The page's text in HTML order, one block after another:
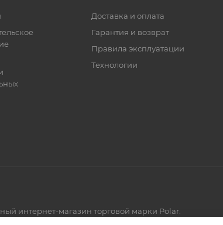
Доставка и оплата
Гарантия и возврат
Правила эксплуатации
Технологии
интернет-магазин торговой марки Polar.